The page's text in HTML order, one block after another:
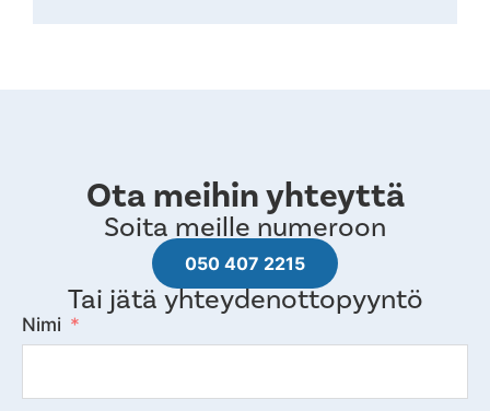
Ota meihin yhteyttä
Soita meille numeroon
050 407 2215
Tai jätä yhteydenottopyyntö
Nimi